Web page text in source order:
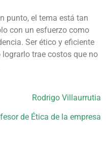
punto, el tema está tan
con un esfuerzo como
Ser ético y eficiente
trae costos que no
Rodrigo Villaurrutia
de Ética de la empresa